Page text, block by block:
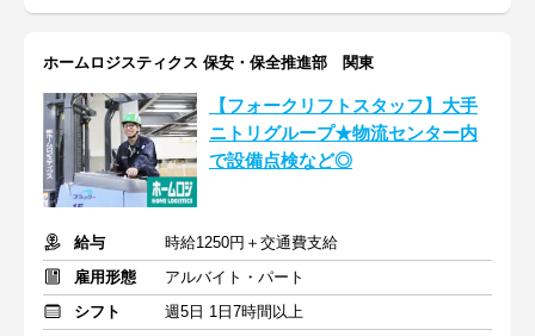
ホームロジスティクス 保安・保全推進部 関東
【フォークリフトスタッフ】大手
ニトリグループ★物流センター内
で設備点検など◎
給与
時給1250円＋交通費支給
雇用形態
アルバイト・パート
シフト
週5日 1日7時間以上